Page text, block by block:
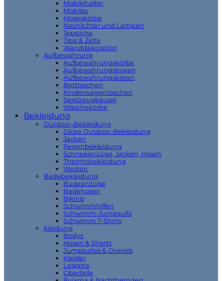
Mobilehalter
Mobiles
Moseskörbe
Nachlichter und Lampen
Teppiche
Tipis & Zelte
Wanddekoration
Aufbewahrung
Aufbewahrungskörbe
Aufbewahrungsboxen
Aufbewahrungskisten
Betttaschen
Kinderwagentaschen
Spielzeugbeutel
Wäschekörbe
Bekleidung
Outdoor-Bekleidung
Dicke Outdoor-Bekleidung
Jacken
Regenbekleidung
Schneeanzüge, Jacken, Hosen
Thermobekleidung
Westen
Badebekleidung
Badeanzüge
Badehosen
Bikinis
Schwimmhilfen
Schwimm-Jumpsuits
Schwimm T-Shirts
Kleidung
Bodys
Hosen & Shorts
Jumpsuites & Overalls
Kleider
Leggins
Oberteile